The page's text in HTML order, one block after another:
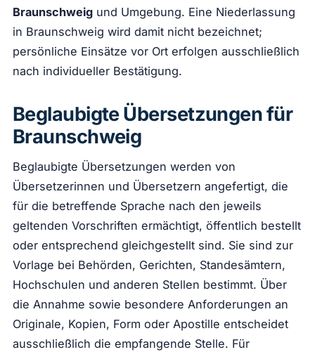
Braunschweigund Umgebung. Eine Niederlassung
in Braunschweig wird damit nicht bezeichnet;
persönliche Einsätze vor Ort erfolgen ausschließlich
nach individueller Bestätigung.
Beglaubigte Übersetzungen für
Braunschweig
Beglaubigte Übersetzungen werden von
Übersetzerinnen und Übersetzern angefertigt, die
für die betreffende Sprache nach den jeweils
geltenden Vorschriften ermächtigt, öffentlich bestellt
oder entsprechend gleichgestellt sind. Sie sind zur
Vorlage bei Behörden, Gerichten, Standesämtern,
Hochschulen und anderen Stellen bestimmt. Über
die Annahme sowie besondere Anforderungen an
Originale, Kopien, Form oder Apostille entscheidet
ausschließlich die empfangende Stelle. Für